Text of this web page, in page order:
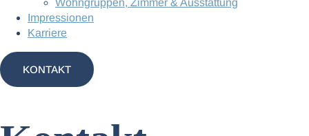
Wohngruppen, Zimmer & Ausstattung
Impressionen
Karriere
KONTAKT